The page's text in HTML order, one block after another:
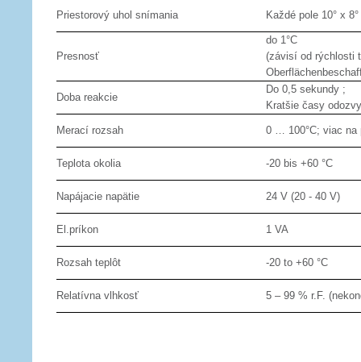
Priestorový uhol snímania Každé pole 10° x
Presnosť
do 1°C
(závisí od rýchlosti
Doba reakcie
Do 0,5 sekundy ;
Kratšie časy
Merací rozsah 0 … 100°C; viac na
Teplota okolia -20 bis +60 °C
Napájacie napätie 24 V (20 - 40 V)
El.príkon 1 VA
Rozsah teplôt -20 to +60 °C
Relatívna vlhkosť 5 – 99 % r.F.